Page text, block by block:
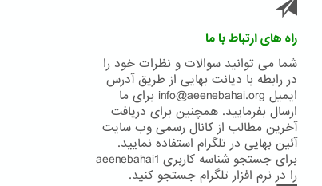
راه های ارتباط با ما
شما می توانید سوالات و نظرات خود را
در رابطه با دیانت بهایی از طریق آدرس
ایمیل info@aeenebahai.org برای ما
ارسال بفرمایید. همچنین برای دریافت
آخرین مطالب از کانال رسمی وب سایت
آئین بهایی در تلگرام استفاده نمایید.
برای جستجو شناسه کاربری aeenebahai1
را در نرم افزار تلگرام جستجو کنید.